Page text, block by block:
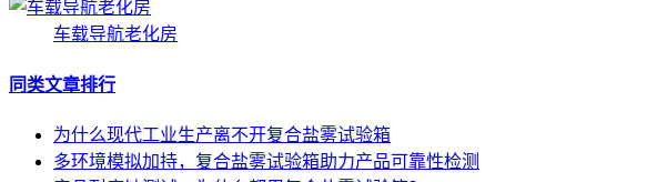
车载导航老化房
同类文章排行
为什么现代工业生产离不开复合盐雾试验箱
多环境模拟加持，复合盐雾试验箱助力产品可靠性检测